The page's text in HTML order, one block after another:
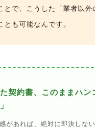
とで、こうした「業者以外
とも可能なんです。
た契約書、このままハン
があれば、絶対に即決しな